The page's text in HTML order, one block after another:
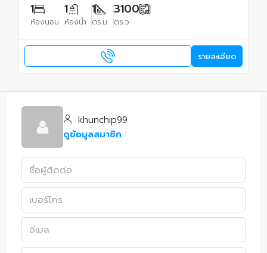
1
ห้องนอน
1
ห้องน้ำ
1
ตร.ม.
3100
ตร.ว.
รายละเอียด
khunchip99
ดูข้อมูลสมาชิก